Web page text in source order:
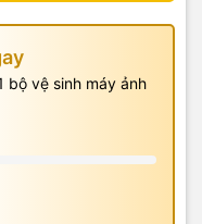
bộ vệ sinh máy ảnh